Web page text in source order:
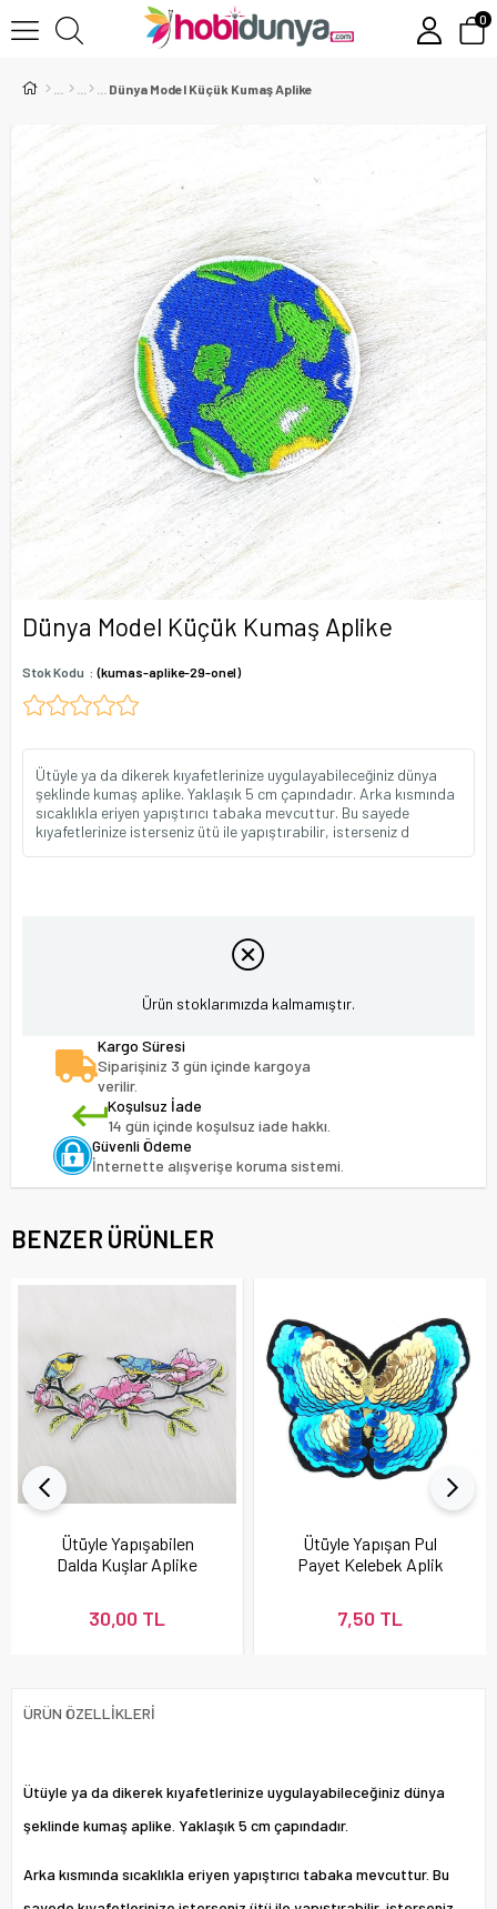
0
Dünya Model Küçük Kumaş Aplike
Dünya Model Küçük Kumaş Aplike
Stok Kodu (kumas-aplike-29-onel)
Ütüyle ya da dikerek kıyafetlerinize uygulayabileceğiniz dünya
şeklinde kumaş aplike. Yaklaşık 5 cm çapındadır. Arka kısmında
sıcaklıkla eriyen yapıştırıcı tabaka mevcuttur. Bu sayede
kıyafetlerinize isterseniz ütü ile yapıştırabilir, isterseniz d
Ürün stoklarımızda kalmamıştır.
Kargo Süresi
Siparişiniz 3 gün içinde kargoya
verilir.
Koşulsuz İade
14 gün içinde koşulsuz iade hakkı.
Güvenli Ödeme
İnternette alışverişe koruma sistemi.
BENZER ÜRÜNLER
Ütüyle Yapışabilen
Dalda Kuşlar Aplike
30,00 TL
Ütüyle Yapışan Pul
Payet Kelebek Aplik
7,50 TL
ÜRÜN ÖZELLIKLERI
Ütüyle ya da dikerek kıyafetlerinize uygulayabileceğiniz dünya
şeklinde kumaş aplike. Yaklaşık 5 cm çapındadır.
Arka kısmında sıcaklıkla eriyen yapıştırıcı tabaka mevcuttur. Bu